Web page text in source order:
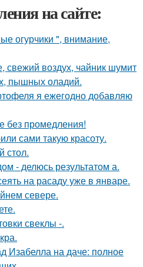
на сайте:
огурчики ", внимание,
свежий воздух, чайник шумит
пышных оладий.
я ежегодно добавляю
без промедления!
сами такую красоту.
стол.
- делюсь результатом а.
на расаду уже в январе.
севере.
свеклы -.
Изабелла на даче: полное